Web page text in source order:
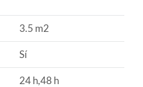
3.5 m2
Sí
24 h,48 h